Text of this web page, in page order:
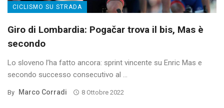
CICLISMO SU STRADA
Giro di Lombardia: Pogačar trova il bis, Mas è
secondo
Lo sloveno l’ha fatto ancora: sprint vincente su Enric Mas e
secondo successo consecutivo al ...
By Marco Corradi 8 Ottobre 2022